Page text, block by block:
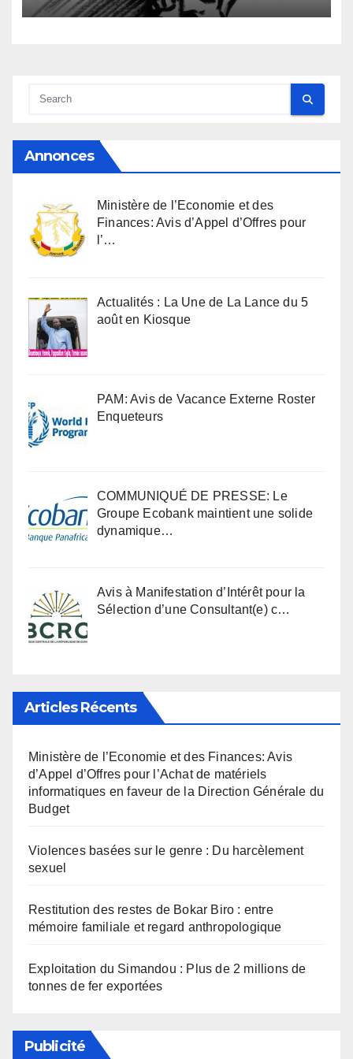
Annonces
Ministère de l’Economie et des
Finances: Avis d’Appel d’Offres pour
l’…
Actualités : La Une de La Lance du 5
août en Kiosque
PAM: Avis de Vacance Externe Roster
Enqueteurs
COMMUNIQUÉ DE PRESSE: Le
Groupe Ecobank maintient une solide
dynamique…
Avis à Manifestation d’Intérêt pour la
Sélection d’une Consultant(e) c…
Articles Récents
Ministère de l’Economie et des Finances: Avis
d’Appel d’Offres pour l’Achat de matériels
informatiques en faveur de la Direction Générale du
Budget
Violences basées sur le genre : Du harcèlement
sexuel
Restitution des restes de Bokar Biro : entre
mémoire familiale et regard anthropologique
Exploitation du Simandou : Plus de 2 millions de
tonnes de fer exportées
Publicité